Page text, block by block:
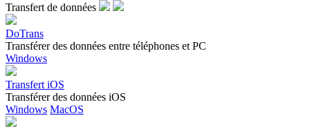
Transfert de données
DoTrans
Transférer des données entre téléphones et PC
Windows
Transfert iOS
Transférer des données iOS
Windows MacOS